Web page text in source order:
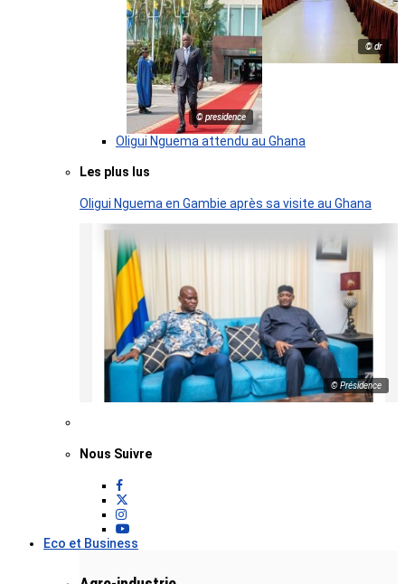
© dr
© presidence
Oligui Nguema attendu au Ghana
Les plus lus
Oligui Nguema en Gambie après sa visite au Ghana
© Présidence
Nous Suivre
Eco et Business